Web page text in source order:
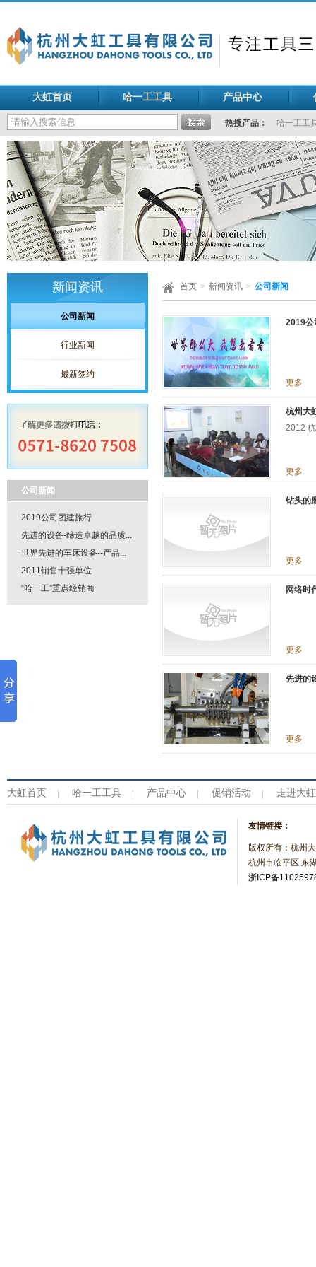
大虹首页 哈一工工具 产品中心
热搜产品： 哈一工工
新闻资讯
公司新闻
行业新闻
最新签约
公司新闻
2019公司团建旅行
先进的设备-缔造卓越的品质...
世界先进的车床设备--产品...
2011销售十强单位
“哈一工”重点经销商
首页 > 新闻资讯 > 公司新闻
2019公
更多
杭州大
2012
更多
钻头的
更多
网络时
更多
先进的
更多
大虹首页 哈一工工具 产品中心 促销活动 走进大虹
友情链接：
版权所有：杭州
杭州市临平区 东
浙ICP备